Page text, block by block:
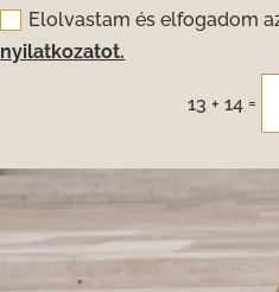
Elolvastam és elfogadom
nyilatkozatot.
13 + 14=